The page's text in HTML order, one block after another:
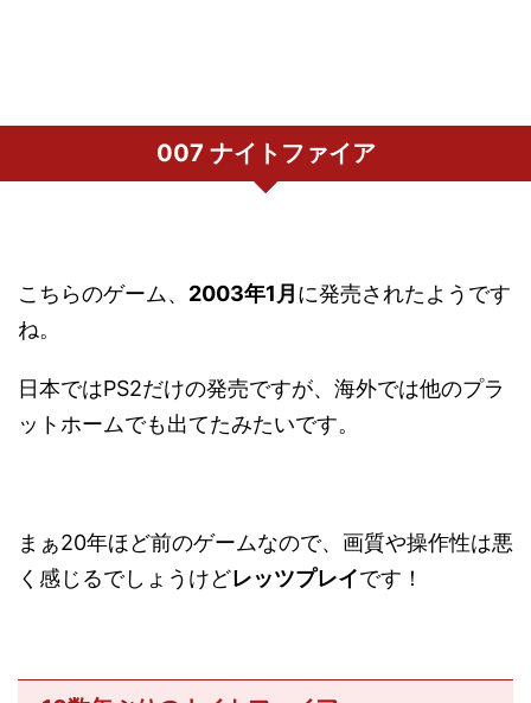
007 ナイトファイア
こちらのゲーム、 2003年1月 に発売されたようです
ね。
日本ではPS2だけの発売ですが、海外では他のプラ
ットホームでも出てたみたいです。
まぁ20年ほど前のゲームなので、画質や操作性は悪
く感じるでしょうけどレッツプレイです！